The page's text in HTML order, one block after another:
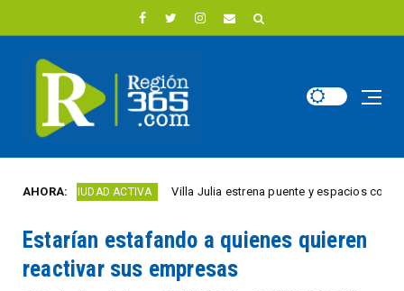
AHORA:
CIUDAD ACTIVA Villa Julia estrena puente y espacios comerciales
Estarían estafando a quienes quieren
reactivar sus empresas